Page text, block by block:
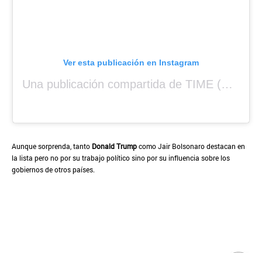
Ver esta publicación en Instagram
Una publicación compartida de TIME (@time)
Aunque sorprenda, tanto Donald Trumpcomo Jair Bolsonaro destacan en
la lista pero no por su trabajo político sino por su influencia sobre los
gobiernos de otros países.